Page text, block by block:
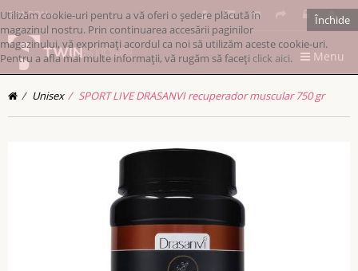
RONRON
Menu
Unisex SPORT LIVE DRASANVI recuperador muscular 750 gr
Închide
Utilizăm cookie-uri pentru a vă oferi o ședere plăcută în
magazinul nostru. Prin continuarea accesării paginilor
magazinului, vă exprimați acordul ca noi să utilizăm aceste cookie-uri.
Pentru a afla mai multe informații, vă rugăm să faceți click aici.